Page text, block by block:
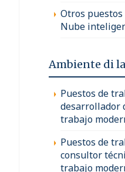
Otros
Nube
Ambiente di
Puestos de
desarrollador
trabajo
Puestos de
consultor
trabajo